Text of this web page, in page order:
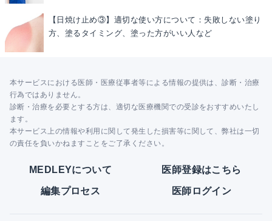
【日焼け止め③】適切な使い方について：失敗しない塗り
方、塗るタイミング、塗った方がいい人など
本サービスにおける医師・医療従事者等による情報の提供は、診断・治療
行為ではありません。
診断・治療を必要とする方は、適切な医療機関での受診をおすすめいたし
ます。
本サービス上の情報や利用に関して発生した損害等に関して、弊社は一切
の責任を負いかねますことをご了承ください。
MEDLEYについて 医師登録はこちら
編集プロセス 医師ログイン